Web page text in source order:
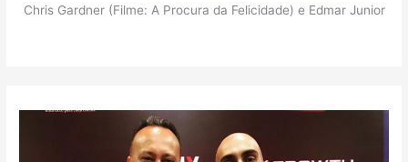
Chris Gardner (Filme: A Procura da Felicidade) e Edmar Junior